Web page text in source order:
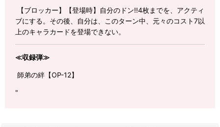
【ブロッカー】【登場時】自分のドン!!4枚までを、アクティ
ブにする。その後、自分は、このターン中、元々のコスト7以
上のキャラカードを登場できない。
≪収録弾≫
師弟の絆【OP-12】
"